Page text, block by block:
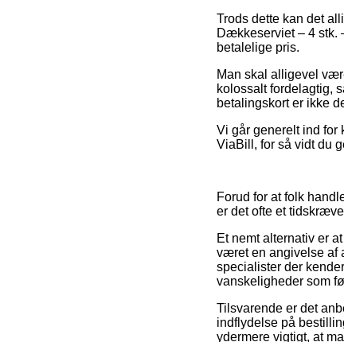
Trods dette kan det
Dækkeserviet – 4 stk.
betalelige pris.
Man skal alligevel
kolossalt fordelagtig,
betalingskort er ikke
Vi går generelt ind for
ViaBill, for så vidt du
Forud for at folk
er det ofte et
Et nemt alternativ er
været en angivelse af
specialister der
vanskeligheder som
Tilsvarende er det
indflydelse på
ydermere vigtigt, at